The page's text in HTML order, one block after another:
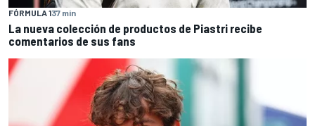
FÓRMULA 137 min
La nueva colección de productos de Piastri recibe
comentarios de sus fans